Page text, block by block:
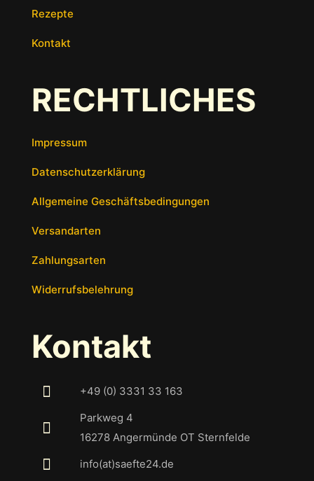
Rezepte
Kontakt
RECHTLICHES
Impressum
Datenschutzerklärung
Allgemeine Geschäftsbedingungen
Versandarten
Zahlungsarten
Widerrufsbelehrung
Kontakt
+49 (0) 3331 33 163
Parkweg 4
16278 Angermünde OT Sternfelde
info(at)saefte24.de